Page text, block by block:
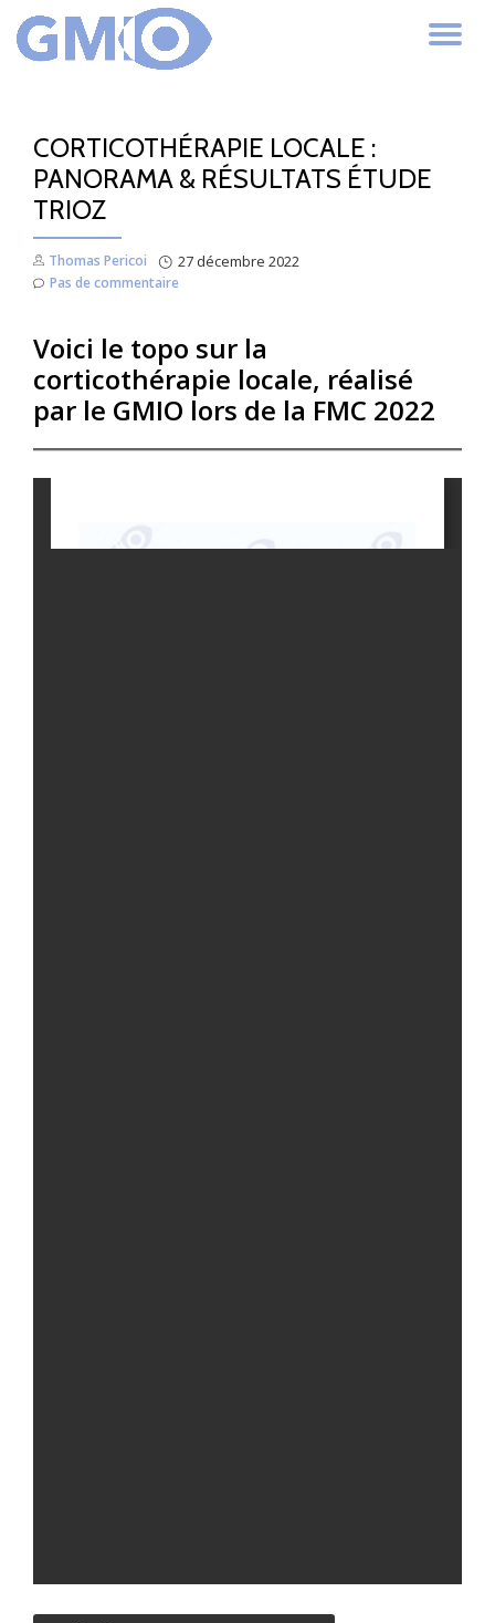
Aller
CORTICOTHÉRAPIE LOCALE :
PANORAMA & RÉSULTATS ÉTUDE
TRIOZ
Thomas Pericoi 27 décembre 2022
Pas de commentaire
Voici le topo sur la
corticothérapie locale, réalisé
par le GMIO lors de la FMC 2022